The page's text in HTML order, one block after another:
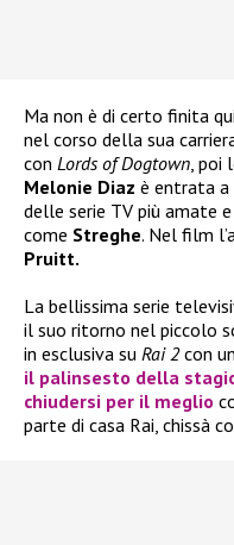
Ma non è di certo finita
nel corso della sua
con Lords of Dogtown, poi
Melonie Diaz è entrata
delle serie TV più amate
come Streghe. Nel film
Pruitt.
La bellissima serie
il suo ritorno nel piccolo
in esclusiva su Rai 2con
il palinsesto della
chiudersi per il meglio
parte di casa Rai, chissà